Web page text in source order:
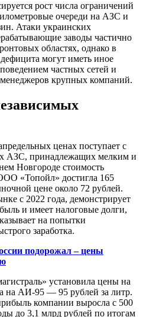
рост числа ограничений
очереди на АЗС и
Атаки украинских
заводы частично
областях, однако в
могут иметь иное
частных сетей и
крупных компаний.
ценах поступает с
АЗС, принадлежащих мелким и
Новгороде стоимость
«Топойл» достигла 165
цене около 72 рублей.
с 2022 года, демонстрирует
и имеет налоговые долги,
на попытки
заработка.
подорожал – цены
установила цены на
на АИ-95 — 95 рублей за литр.
компании выросла с 500
до 3,1 млрд рублей по итогам